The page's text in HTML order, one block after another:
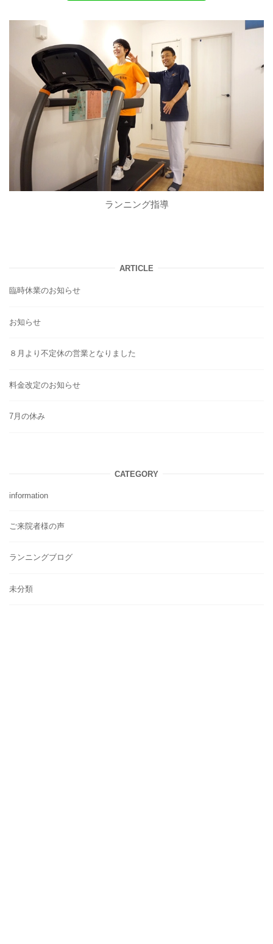
ランニング指導
ARTICLE
臨時休業のお知らせ
お知らせ
８月より不定休の営業となりました
料金改定のお知らせ
7月の休み
CATEGORY
information
ご来院者様の声
ランニングブログ
未分類